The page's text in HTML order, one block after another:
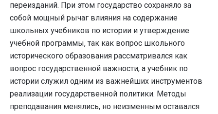
переизданий. При этом государство сохраняло за
собой мощный рычаг влияния на содержание
школьных учебников по истории и утверждение
учебной программы, так как вопрос школьного
исторического образования рассматривался как
вопрос государственной важности, а учебник по
истории служил одним из важнейших инструментов
реализации государственной политики. Методы
преподавания менялись, но неизменным оставался